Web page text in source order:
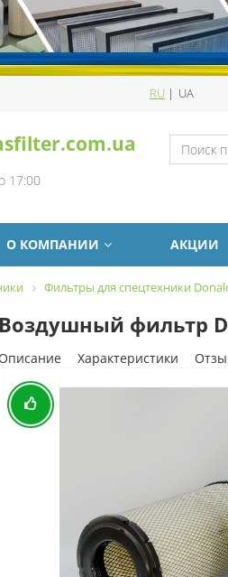
RU| UA
17:00
О КОМПАНИИ АКЦИИ
Фильтры для спецтехники
Воздушный фильтр
Описание Характеристики